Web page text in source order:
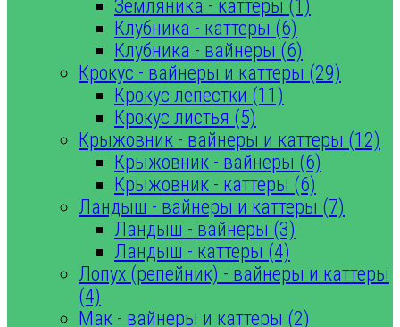
Земляника - каттеры (1)
Клубника - каттеры (6)
Клубника - вайнеры (6)
Крокус - вайнеры и каттеры (29)
Крокус лепестки (11)
Крокус листья (5)
Крыжовник - вайнеры и каттеры (12)
Крыжовник - вайнеры (6)
Крыжовник - каттеры (6)
Ландыш - вайнеры и каттеры (7)
Ландыш - вайнеры (3)
Ландыш - каттеры (4)
Лопух (репейник) - вайнеры и каттеры
(4)
Мак - вайнеры и каттеры (2)